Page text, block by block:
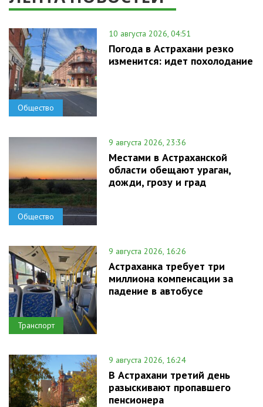
Общество
10 августа 2026, 04:51
Погода в Астрахани резко
изменится: идет похолодание
Общество
9 августа 2026, 23:36
Местами в Астраханской
области обещают ураган,
дожди, грозу и град
Транспорт
9 августа 2026, 16:26
Астраханка требует три
миллиона компенсации за
падение в автобусе
9 августа 2026, 16:24
В Астрахани третий день
разыскивают пропавшего
пенсионера